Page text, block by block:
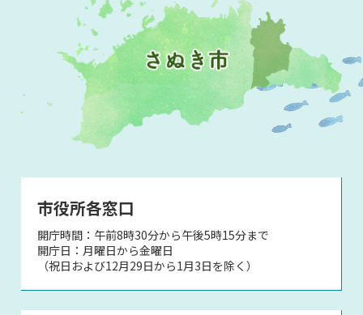
市役所各窓口
開庁時間：午前8時30分から午後5時15分まで
開庁日：月曜日から金曜日
（祝日および12月29日から1月3日を除く）